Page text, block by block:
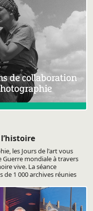
les Jours de l'art vous
mondiale à travers
vive. La séance
1 000 archives réunies